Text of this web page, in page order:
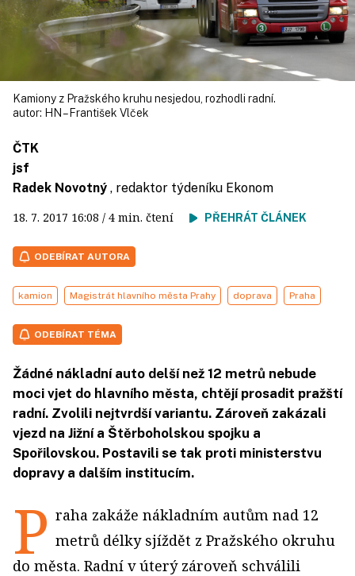
Kamiony z Pražského kruhu nesjedou, rozhodli radní.
autor: HN – František Vlček
ČTK
jsf
Radek Novotný , redaktor týdeníku Ekonom
18. 7. 2017 16:08 / 4 min. čtení PŘEHRÁT ČLÁNEK
ODEBÍRAT AUTORA
kamion Magistrát hlavního města Prahy doprava Praha
ODEBÍRAT TÉMA
Žádné nákladní auto delší než 12 metrů nebude
moci vjet do hlavního města, chtějí prosadit pražští
radní. Zvolili nejtvrdší variantu. Zároveň zakázali
vjezd na Jižní a Štěrboholskou spojku a
Spořilovskou. Postavili se tak proti ministerstvu
dopravy a dalším institucím.
P raha zakáže nákladním autům nad 12
metrů délky sjíždět z Pražského okruhu
do města. Radní v úterý zároveň schválili